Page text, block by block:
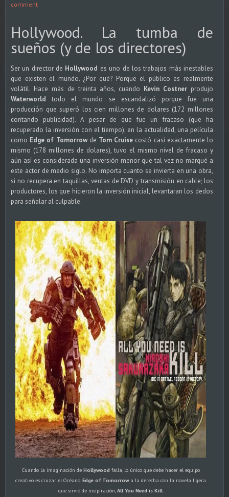
comment
Hollywood. La tumba de
sueños (y de los directores)
Ser un director de Hollywood es uno de los trabajos más inestables
que existen el mundo. ¿Por qué? Porque el público es realmente
volátil. Hace más de treinta años, cuando Kevin Costner produjo
Waterworld todo el mundo se escandalizó porque fue una
producción que superó los cien millones de dolares (172 millones
contando publicidad). A pesar de que fue un fracaso (que ha
recuperado la inversión con el tiempo); en la actualidad, una película
como Edge of Tomorrowde Tom Cruise costó casi exactamente lo
mismo (178 millones de dolares), tuvo el mismo nivel de fracaso y
aún así es considerada una inversión menor que tal vez no marqué a
este actor de medio siglo. No importa cuanto se invierta en una obra,
si no recupera en taquillas, ventas de DVD y transmisión en cable; los
productores, los que hicieron la inversión inicial, levantaran los dedos
para señalar al culpable.
Cuando la imaginación de Hollywood falla, lo único que debe hacer el equipo
creativo es cruzar el Océano.Edge of Tomorrowa la derecha con la novela ligera
que sirvió de insipiración,All You Need is Kill.